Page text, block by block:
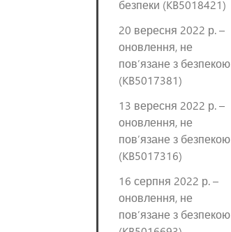
безпеки (KB5018421)
20 вересня 2022 р. –
оновлення, не
пов’язане з безпекою
(KB5017381)
13 вересня 2022 р. –
оновлення, не
пов’язане з безпекою
(KB5017316)
16 серпня 2022 р. –
оновлення, не
пов’язане з безпекою